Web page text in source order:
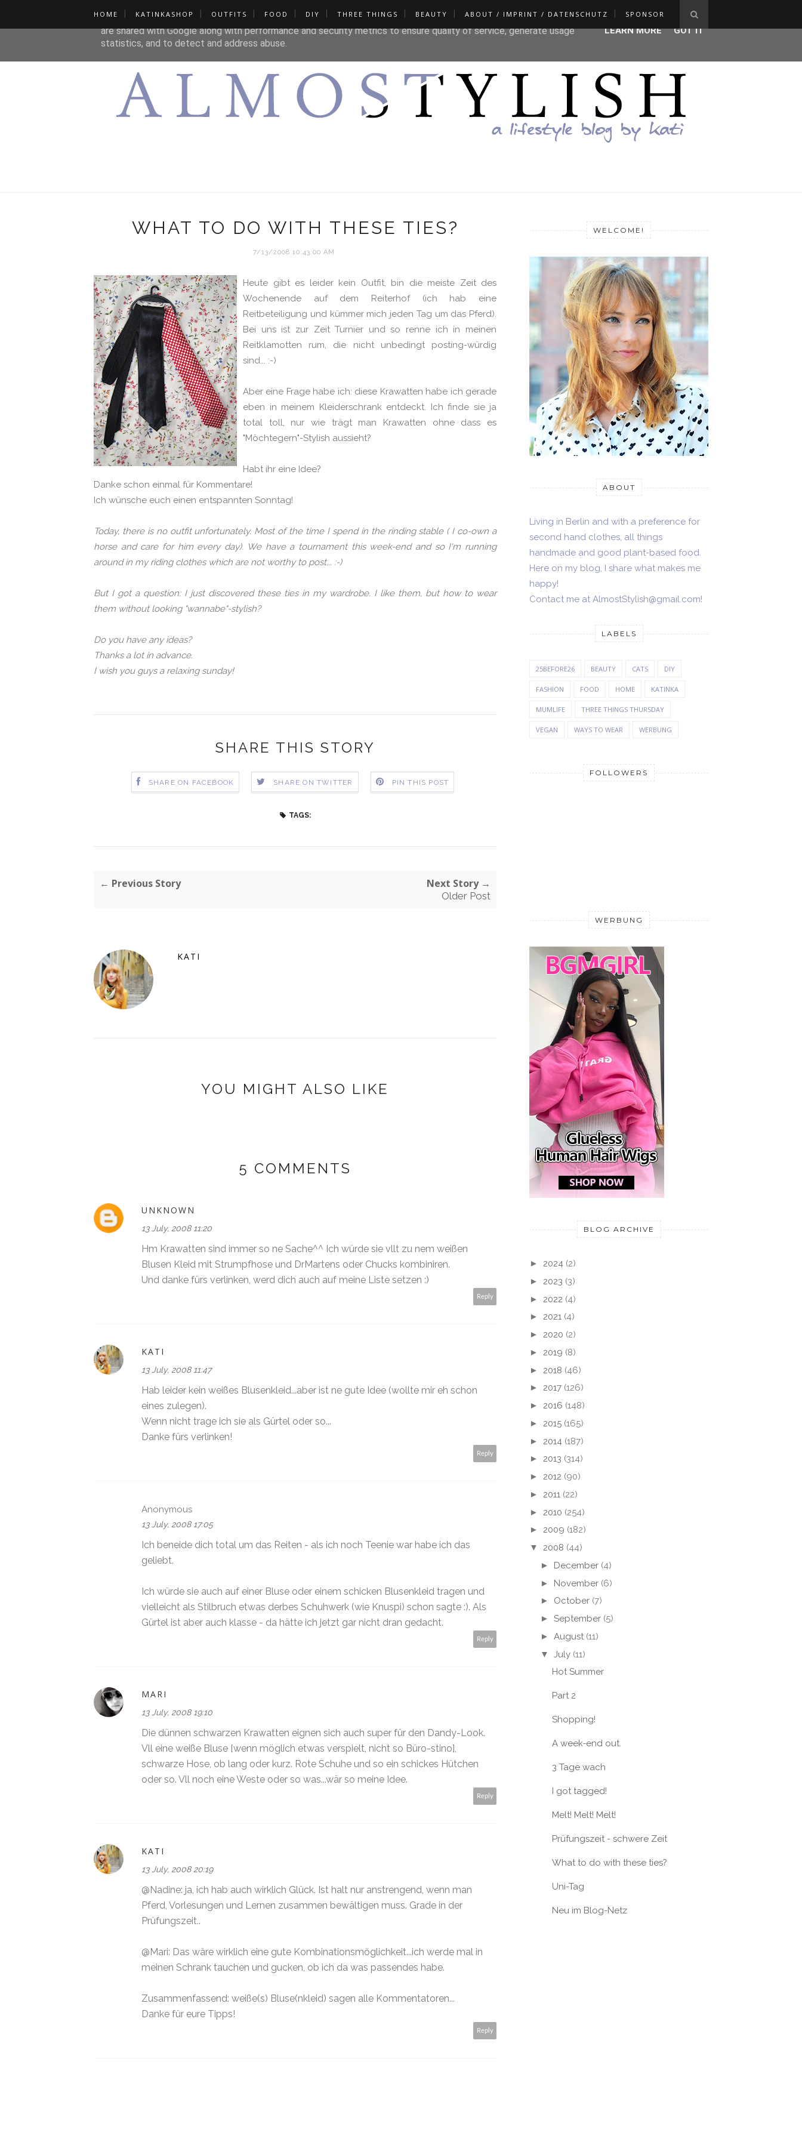
HOME KATINKASHOP OUTFITS FOOD DIY THREE THINGS BEAUTY ABOUT / IMPRINT / DATENSCHUTZ SPONSOR
WHAT TO DO WITH THESE TIES?
7/13/2008 10:43:00 AM
Heute gibt es leider kein Outfit, bin die meiste Zeit des
Wochenende auf dem Reiterhof (ich hab eine
Reitbeteiligung und kümmer mich jeden Tag um das Pferd).
Bei uns ist zur Zeit Turnier und so renne ich in meinen
Reitklamotten rum, die nicht unbedingt posting-würdig
sind... :-)
Aber eine Frage habe ich: diese Krawatten habe ich gerade
eben in meinem Kleiderschrank entdeckt. Ich finde sie ja
total toll, nur wie trägt man Krawatten ohne dass es
"Möchtegern"-Stylish aussieht?
Habt ihr eine Idee?
Danke schon einmal für Kommentare!
Ich wünsche euch einen entspannten Sonntag!
Today, there is no outfit unfortunately. Most of the time I spend in the rinding stable ( I co-own a
horse and care for him every day). We have a tournament this week-end and so I'm running
around in my riding clothes which are not worthy to post... :-)
But I got a question: I just discovered these ties in my wardrobe. I like them, but how to wear
them without looking "wannabe"-stylish?
Do you have any ideas?
Thanks a lot in advance.
I wish you guys a relaxing sunday!
SHARE THIS STORY
SHARE ON FACEBOOK SHARE ON TWITTER PIN THIS POST
TAGS:
← Previous Story Next Story →
Older Post
KATI
YOU MIGHT ALSO LIKE
5 COMMENTS
UNKNOWN
13 July, 2008 11:20
Hm Krawatten sind immer so ne Sache^^ Ich würde sie vllt zu nem weißen
Blusen Kleid mit Strumpfhose und DrMartens oder Chucks kombiniren.
Und danke fürs verlinken, werd dich auch auf meine Liste setzen :)
Reply
KATI
13 July, 2008 11:47
Hab leider kein weißes Blusenkleid...aber ist ne gute Idee (wollte mir eh schon
eines zulegen).
Wenn nicht trage ich sie als Gürtel oder so...
Danke fürs verlinken!
Reply
Anonymous
13 July, 2008 17:05
Ich beneide dich total um das Reiten - als ich noch Teenie war habe ich das
geliebt.
Ich würde sie auch auf einer Bluse oder einem schicken Blusenkleid tragen und
vielleicht als Stilbruch etwas derbes Schuhwerk (wie Knuspi) schon sagte :). Als
Gürtel ist aber auch klasse - da hätte ich jetzt gar nicht dran gedacht.
Reply
MARI
13 July, 2008 19:10
Die dünnen schwarzen Krawatten eignen sich auch super für den Dandy-Look.
Vll eine weiße Bluse [wenn möglich etwas verspielt, nicht so Büro-stino],
schwarze Hose, ob lang oder kurz. Rote Schuhe und so ein schickes Hütchen
oder so. Vll noch eine Weste oder so was...wär so meine Idee.
Reply
KATI
13 July, 2008 20:19
@Nadine: ja, ich hab auch wirklich Glück. Ist halt nur anstrengend, wenn man
Pferd, Vorlesungen und Lernen zusammen bewältigen muss. Grade in der
Prüfungszeit..
@Mari: Das wäre wirklich eine gute Kombinationsmöglichkeit...ich werde mal in
meinen Schrank tauchen und gucken, ob ich da was passendes habe.
Zusammenfassend: weiße(s) Bluse(nkleid) sagen alle Kommentatoren...
Danke für eure Tipps!
Reply
WELCOME!
ABOUT
Living in Berlin and with a preference for
second hand clothes, all things
handmade and good plant-based food.
Here on my blog, I share what makes me
happy!
Contact me at AlmostStylish@gmail.com!
LABELS
25BEFORE26 BEAUTY CATS DIY
FASHION FOOD HOME KATINKA
MUMLIFE THREE THINGS THURSDAY
VEGAN WAYS TO WEAR WERBUNG
FOLLOWERS
WERBUNG
BLOG ARCHIVE
► 2024 (2)
► 2023 (3)
► 2022 (4)
► 2021 (4)
► 2020 (2)
► 2019 (8)
► 2018 (46)
► 2017 (126)
► 2016 (148)
► 2015 (165)
► 2014 (187)
► 2013 (314)
► 2012 (90)
► 2011 (22)
► 2010 (254)
► 2009 (182)
▼ 2008 (44)
► December (4)
► November (6)
► October (7)
► September (5)
► August (11)
▼ July (11)
Hot Summer
Part 2
Shopping!
A week-end out.
3 Tage wach
I got tagged!
Melt! Melt! Melt!
Prüfungszeit - schwere Zeit
What to do with these ties?
Uni-Tag
Neu im Blog-Netz
This site uses cookies from Google to deliver its services and to analyze traffic. Your IP address and user-agent
are shared with Google along with performance and security metrics to ensure quality of service, generate usage
statistics, and to detect and address abuse.
LEARN MORE GOT IT